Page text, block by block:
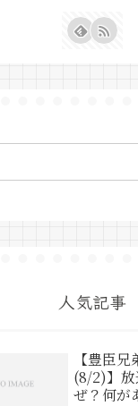
人気記事
【豊臣
(8/2)】放
ぜ？何が